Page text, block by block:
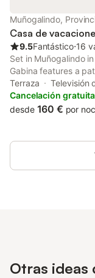
Muñogalindo,
Casa de
9.5Fantástico⋅16
Set in Muñogalindo
Gabina features a
a children's
and a 24-hour front
Terraza Televisión
Cancelación gratuita
desde 160 € por
Otras ideas